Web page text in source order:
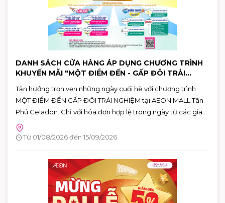
DANH SÁCH CỬA HÀNG ÁP DỤNG CHƯƠNG TRÌNH
KHUYẾN MÃI "MỘT ĐIỂM ĐẾN - GẤP ĐÔI TRẢI
Tận hưởng trọn vẹn những ngày cuối hè với chương trình
MỘT ĐIỂM ĐẾN GẤP ĐÔI TRẢI NGHIỆM tại AEON MALL Tân
Phú Celadon. Chỉ với hóa đơn hợp lệ trong ngày từ các gian
hàng tham gia, khách hàng có thể nhận ưu đãi chéo giữa
khu ẩm thực Vườn Ngon và các gian hàng giải trí, giúp hành
Từ 01/08/2026 đến 15/09/2026